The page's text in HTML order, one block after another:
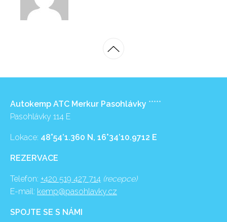
Autokemp ATC Merkur Pasohlávky *****
Pasohlávky 114 E
Lokace: 48°54’1.360 N, 16°34’10.9712 E
REZERVACE
Telefon: +420 519 427 714 (recepce)
E-mail: kemp@pasohlavky.cz
SPOJTE SE S NÁMI